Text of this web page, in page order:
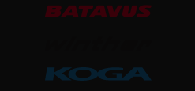
Forgaffel